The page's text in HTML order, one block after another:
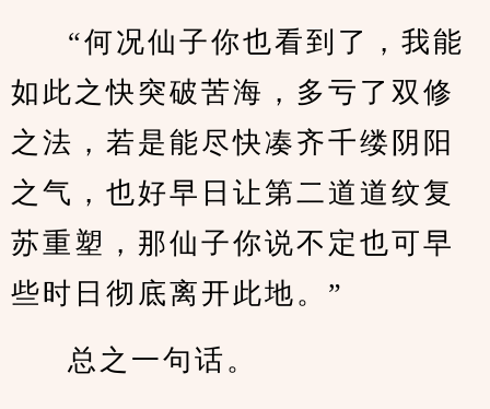
“何况仙子你也看到了，我能
如此之快突破苦海，多亏了双修
之法，若是能尽快凑齐千缕阴阳
之气，也好早日让第二道道纹复
苏重塑，那仙子你说不定也可早
些时日彻底离开此地。”
总之一句话。